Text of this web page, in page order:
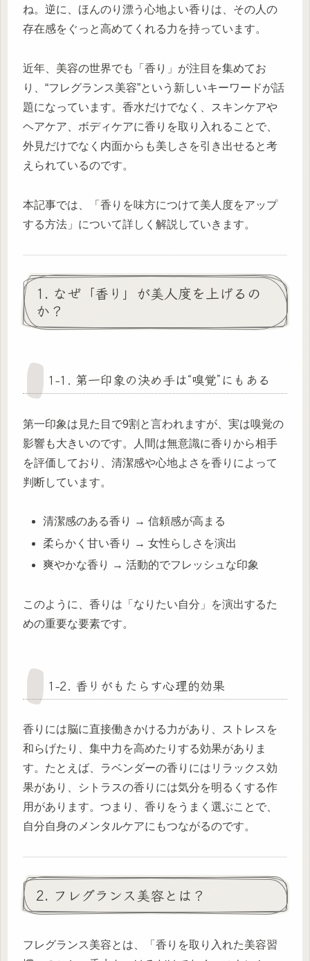
ね。逆に、ほんのり漂う心地よい香りは、その人の
存在感をぐっと高めてくれる力を持っています。
近年、美容の世界でも「香り」が注目を集めてお
り、“フレグランス美容”という新しいキーワードが話
題になっています。香水だけでなく、スキンケアや
ヘアケア、ボディケアに香りを取り入れることで、
外見だけでなく内面からも美しさを引き出せると考
えられているのです。
本記事では、「香りを味方につけて美人度をアップ
する方法」について詳しく解説していきます。
1. なぜ「香り」が美人度を上げるの
か？
1-1. 第一印象の決め手は“嗅覚”にもある
第一印象は見た目で9割と言われますが、実は嗅覚の
影響も大きいのです。人間は無意識に香りから相手
を評価しており、清潔感や心地よさを香りによって
判断しています。
清潔感のある香り → 信頼感が高まる
柔らかく甘い香り → 女性らしさを演出
爽やかな香り → 活動的でフレッシュな印象
このように、香りは「なりたい自分」を演出するた
めの重要な要素です。
1-2. 香りがもたらす心理的効果
香りには脳に直接働きかける力があり、ストレスを
和らげたり、集中力を高めたりする効果がありま
す。たとえば、ラベンダーの香りにはリラックス効
果があり、シトラスの香りには気分を明るくする作
用があります。つまり、香りをうまく選ぶことで、
自分自身のメンタルケアにもつながるのです。
2. フレグランス美容とは？
フレグランス美容とは、「香りを取り入れた美容習